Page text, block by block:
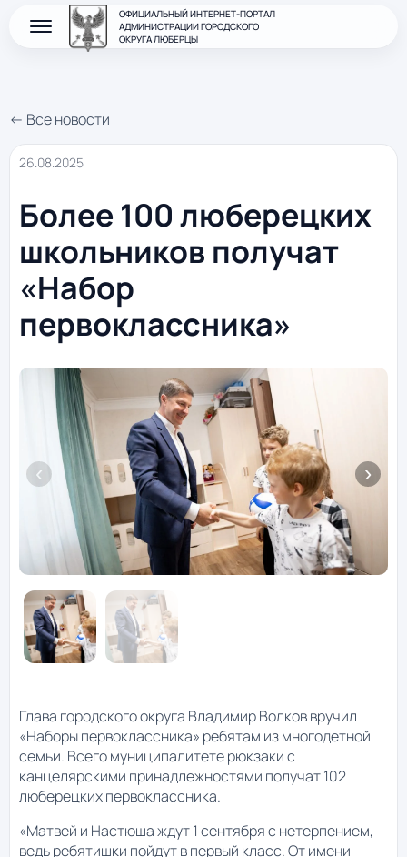
ОФИЦИАЛЬНЫЙ ИНТЕРНЕТ-ПОРТАЛ
АДМИНИСТРАЦИИ ГОРОДСКОГО
ОКРУГА ЛЮБЕРЦЫ
← Все новости
26.08.2025
Более 100 люберецких
школьников получат
«Набор
первоклассника»
Глава городского округа Владимир Волков вручил
«Наборы первоклассника» ребятам из многодетной
семьи. Всего муниципалитете рюкзаки с
канцелярскими принадлежностями получат 102
люберецких первоклассника.
«Матвей и Настюша ждут 1 сентября с нетерпением,
ведь ребятишки пойдут в первый класс. От имени